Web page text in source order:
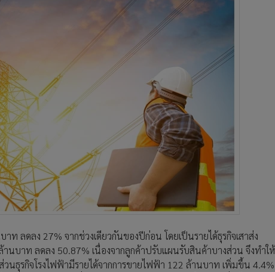
ลดลง 27% จากช่วงเดียวกันของปีก่อน โดยเป็นรายได้ธุรกิจเสาส่ง
นบาท ลดลง 50.87% เนื่องจากลูกค้าปรับแผนรับสินค้าบางส่วน จึงทำให้
วนธุรกิจโรงไฟฟ้ามีรายได้จากการขายไฟฟ้า 122 ล้านบาท เพิ่มขึ้น 4.4%